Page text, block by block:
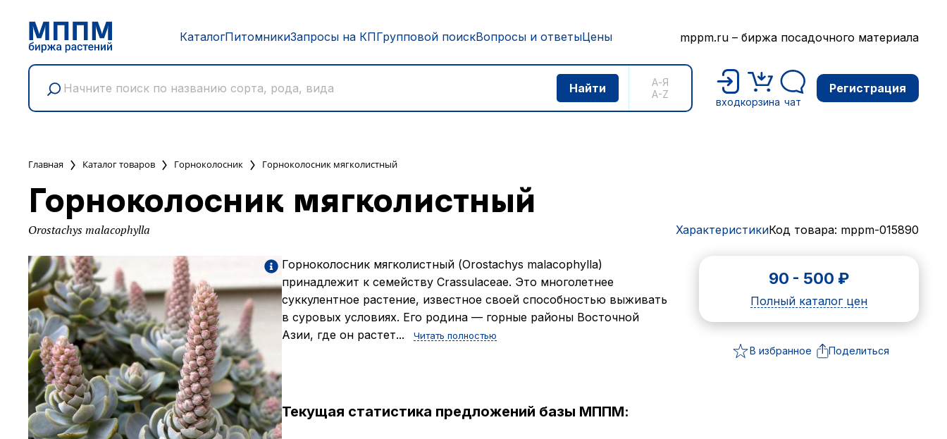
КаталогПитомникиЗапросы на КПГрупповой поискВопросы и ответыЦены mppm.ru – биржа посадочного материала
А-Я
A-Z
входкорзина чат
Регистрация
Главная Каталог товаров Горноколосник Горноколосник мягколистный
Горноколосник мягколистный
Orostachys malacophylla ХарактеристикиКод товара: mppm-015890
Горноколосник мягколистный (Orostachys malacophylla)
принадлежит к семейству Crassulaceae. Это многолетнее
суккулентное растение, известное своей способностью выживать
в суровых условиях. Его родина — горные районы Восточной
Азии, где он растет...
Читать полностью
90 - 500 ₽
Полный каталог цен
В избранное Поделиться
Текущая статистика предложений базы МППМ: